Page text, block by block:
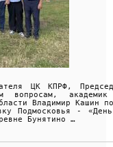
ЦК КПРФ,
вопросам,
Владимир Кашин
Подмосковья -
Бунятино …